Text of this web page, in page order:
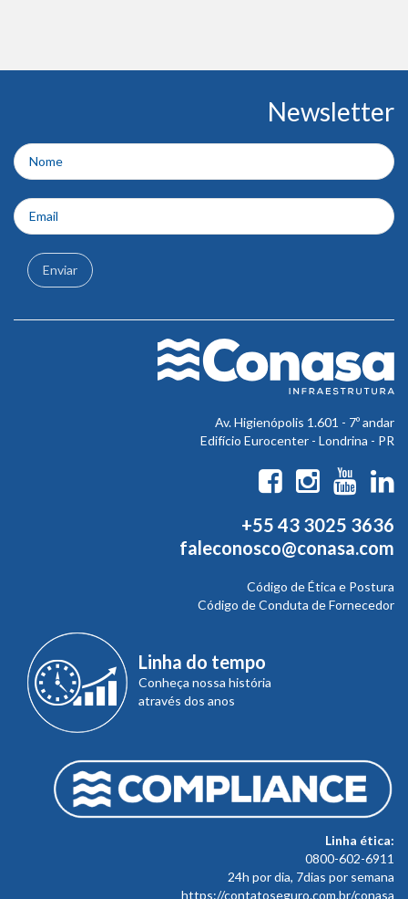
rodapé
Newsletter
Enviar
Av. Higienópolis 1.601 - 7º andar
Edifício Eurocenter - Londrina - PR
+55 43 3025 3636
faleconosco@conasa.com
Código de Ética e Postura
Código de Conduta de Fornecedor
Linha do tempo
Conheça nossa história
através dos anos
Linha ética:
0800-602-6911
24h por dia, 7dias por semana
https://contatoseguro.com.br/conasa